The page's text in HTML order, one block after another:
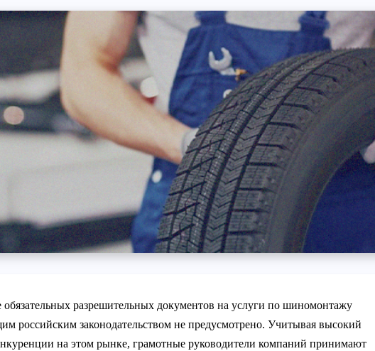
разрешительных документов на услуги по шиномонтажу
российским законодательством не предусмотрено. Учитывая высокий
на этом рынке, грамотные руководители компаний принимают